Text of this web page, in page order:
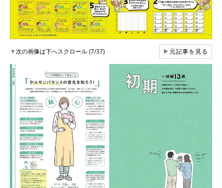
▼次の画像は下へスクロール (7/37) ▶元記事を見る